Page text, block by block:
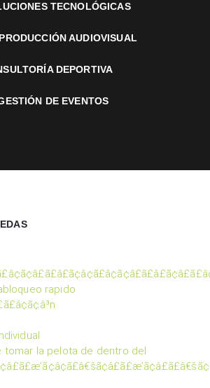
TECNOLÓGICAS
AUDIOVISUAL
DEPORTIVA
DE EVENTOS
rapido
tomar la pelota de dentro del